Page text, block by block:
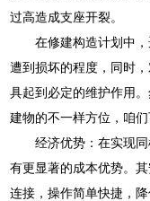
过高造成支座开裂。
在修建构造计划中
遭到损坏的程度，同时
具起到必定的维护作用
建物的不一样方位，咱
经济优势：在实现
有更显著的成本优势。
连接，操作简单快捷，